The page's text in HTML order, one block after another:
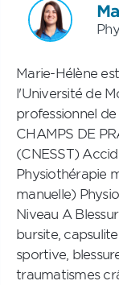
Marie-Hélène
l'Université de
professionnel
CHAMPS DE
(CNESST)
Physiothérapie
manuelle)
Niveau A
bursite,
sportive,
traumatismes